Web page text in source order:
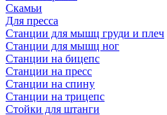
Скамьи
Для пресса
Станции для мышц груди и плеч
Станции для мышц ног
Станции на бицепс
Станции на пресс
Станции на спину
Станции на трицепс
Стойки для штанги